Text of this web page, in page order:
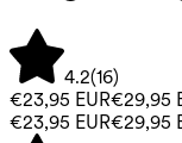
4.2(16)
€23,95 EUR€29,95
€23,95 EUR€29,95